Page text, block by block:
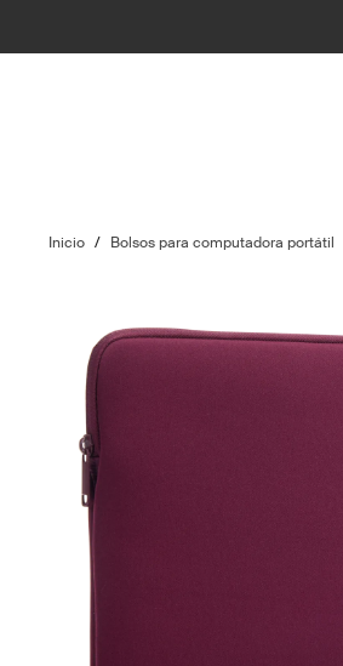
Inicio / Bolsos para computadora portátil